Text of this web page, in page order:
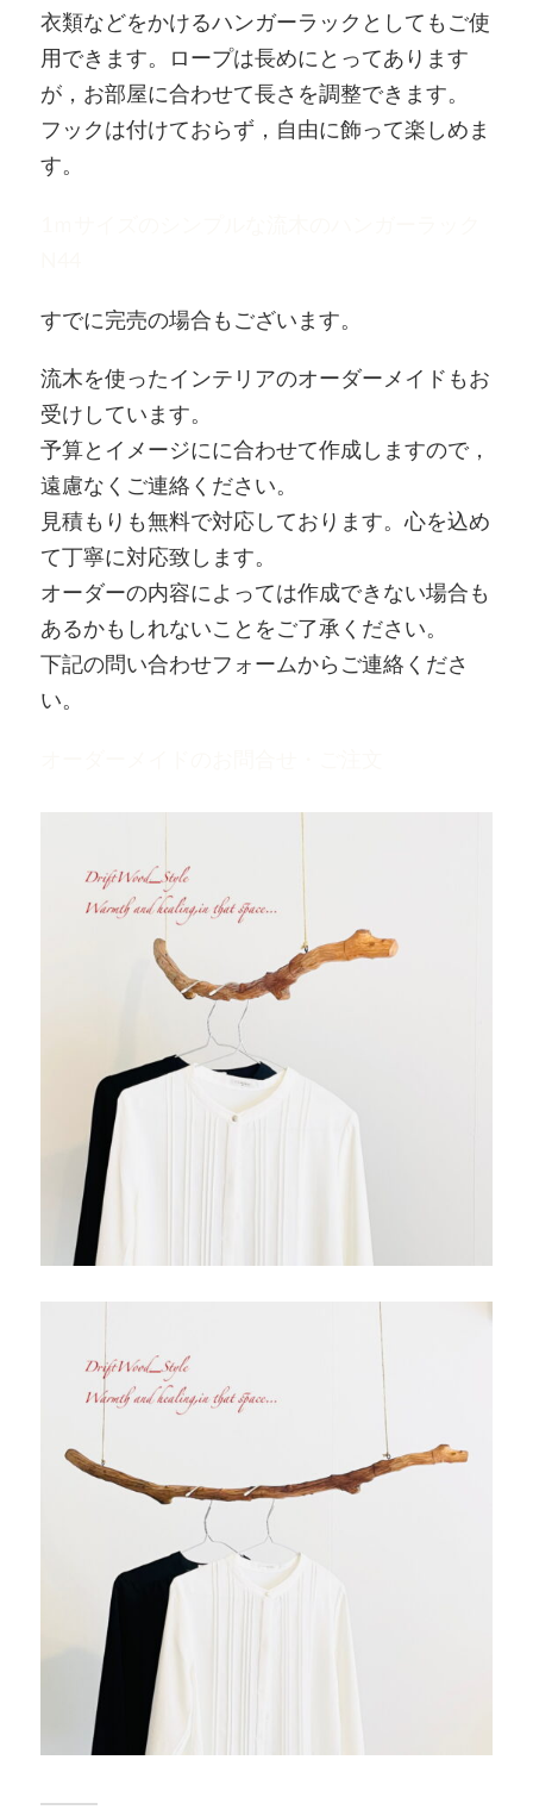
衣類などをかけるハンガーラックとしてもご使
用できます。ロープは長めにとってあります
が，お部屋に合わせて長さを調整できます。
フックは付けておらず，自由に飾って楽しめま
す。
すでに完売の場合もございます。
流木を使ったインテリアのオーダーメイドもお
受けしています。
予算とイメージにに合わせて作成しますので，
遠慮なくご連絡ください。
見積もりも無料で対応しております。心を込め
て丁寧に対応致します。
オーダーの内容によっては作成できない場合も
あるかもしれないことをご了承ください。
下記の問い合わせフォームからご連絡くださ
い。